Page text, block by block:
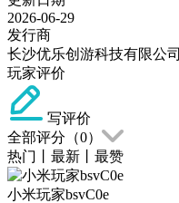
2026-06-29
发行商
长沙优乐创游科技有限公司
玩家评价
写评价
全部评分（0）
热门
最新 最赞
小米玩家bsvC0e